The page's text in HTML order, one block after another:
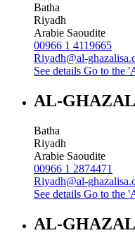
Batha
Riyadh
Arabie Saoudite
00966 1 4119665
Riyadh@al-
See details Go to the
AL-
Batha
Riyadh
Arabie Saoudite
00966 1 2874471
Riyadh@al-
See details Go to the
AL-